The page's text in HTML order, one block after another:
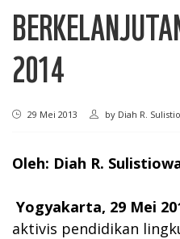
2014
29 Mei 2013 by Diah R.
Oleh: Diah R.
Yogyakarta, 29 Mei
aktivis pendidikan